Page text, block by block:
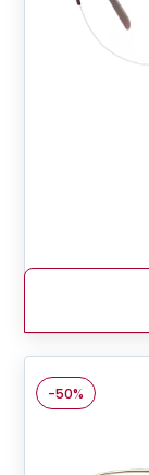
-50%